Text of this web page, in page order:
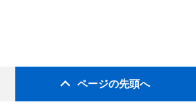
ページの先頭へ